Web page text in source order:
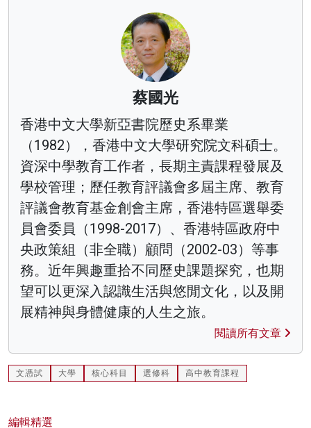
蔡國光
香港中文大學新亞書院歷史系畢業
（1982），香港中文大學研究院文科碩士。
資深中學教育工作者，長期主責課程發展及
學校管理；歷任教育評議會多屆主席、教育
評議會教育基金創會主席，香港特區選舉委
員會委員（1998-2017）、香港特區政府中
央政策組（非全職）顧問（2002-03）等事
務。近年興趣重拾不同歷史課題探究，也期
望可以更深入認識生活與悠閒文化，以及開
展精神與身體健康的人生之旅。
閱讀所有文章
文憑試 大學 核心科目 選修科 高中教育課程
編輯精選